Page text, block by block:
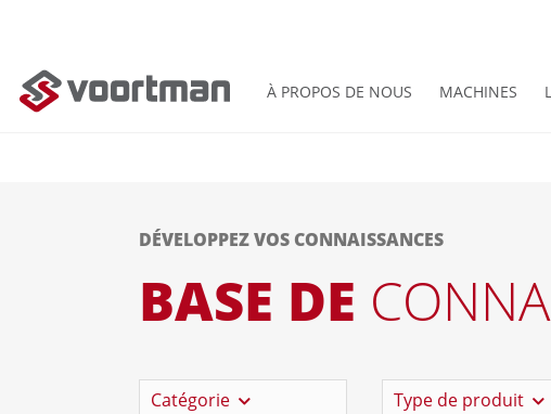
À PROPOS DE NOUS MACHINES
DÉVELOPPEZ VOS CONNAISSANCES
BASE DE
Catégorie Type de produit